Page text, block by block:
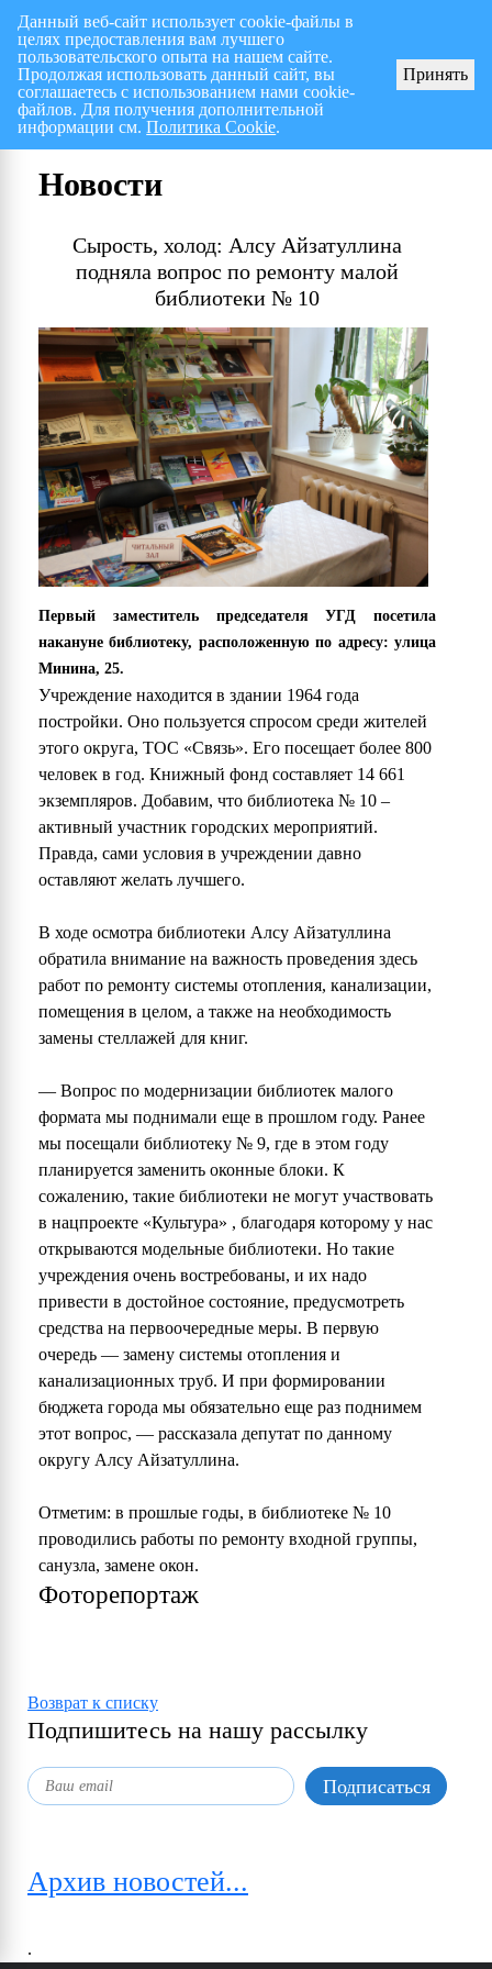
Перспективный план работ на I полугодие 2026 г.
Новости
Сырость, холод: Алсу Айзатуллина
подняла вопрос по ремонту малой
библиотеки № 10
Первый заместитель председателя УГД посетила
накануне библиотеку, расположенную по адресу: улица
Минина, 25.
Учреждение находится в здании 1964 года
постройки. Оно пользуется спросом среди жителей
этого округа, ТОС «Связь». Его посещает более 800
человек в год. Книжный фонд составляет 14 661
экземпляров. Добавим, что библиотека № 10 –
активный участник городских мероприятий.
Правда, сами условия в учреждении давно
оставляют желать лучшего.
В ходе осмотра библиотеки Алсу Айзатуллина
обратила внимание на важность проведения здесь
работ по ремонту системы отопления, канализации,
помещения в целом, а также на необходимость
замены стеллажей для книг.
— Вопрос по модернизации библиотек малого
формата мы поднимали еще в прошлом году. Ранее
мы посещали библиотеку № 9, где в этом году
планируется заменить оконные блоки. К
сожалению, такие библиотеки не могут участвовать
в нацпроекте «Культура» , благодаря которому у нас
открываются модельные библиотеки. Но такие
учреждения очень востребованы, и их надо
привести в достойное состояние, предусмотреть
средства на первоочередные меры. В первую
очередь — замену системы отопления и
канализационных труб. И при формировании
бюджета города мы обязательно еще раз поднимем
этот вопрос, — рассказала депутат по данному
округу Алсу Айзатуллина.
Отметим: в прошлые годы, в библиотеке № 10
проводились работы по ремонту входной группы,
санузла, замене окон.
Фоторепортаж
Возврат к списку
Подпишитесь на нашу рассылку
Архив новостей...
.
Данный веб-сайт использует cookie-файлы в
целях предоставления вам лучшего
пользовательского опыта на нашем сайте.
Продолжая использовать данный сайт, вы
соглашаетесь с использованием нами cookie-
файлов. Для получения дополнительной
информации см.Политика Cookie.
Принять